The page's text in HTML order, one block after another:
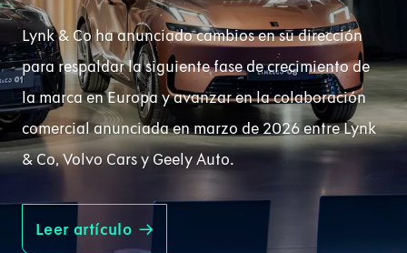
Lynk & Co ha anunciado cambios en su dirección
para respaldar la siguiente fase de crecimiento de
la marca en Europa y avanzar en la colaboración
comercial anunciada en marzo de 2026 entre Lynk
& Co, Volvo Cars y Geely Auto.
Leer artículo